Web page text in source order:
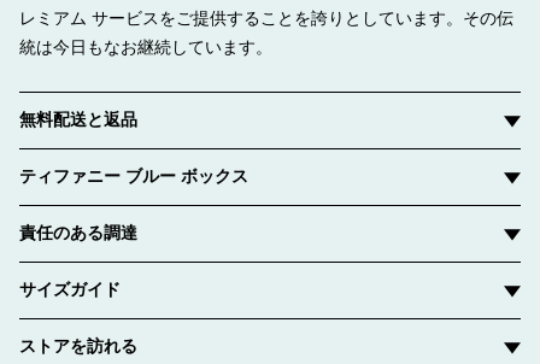
レミアム サービスをご提供することを誇りとしています。その伝
統は今日もなお継続しています。
無料配送と返品
ティファニー ブルー ボックス
責任のある調達
サイズガイド
ストアを訪れる